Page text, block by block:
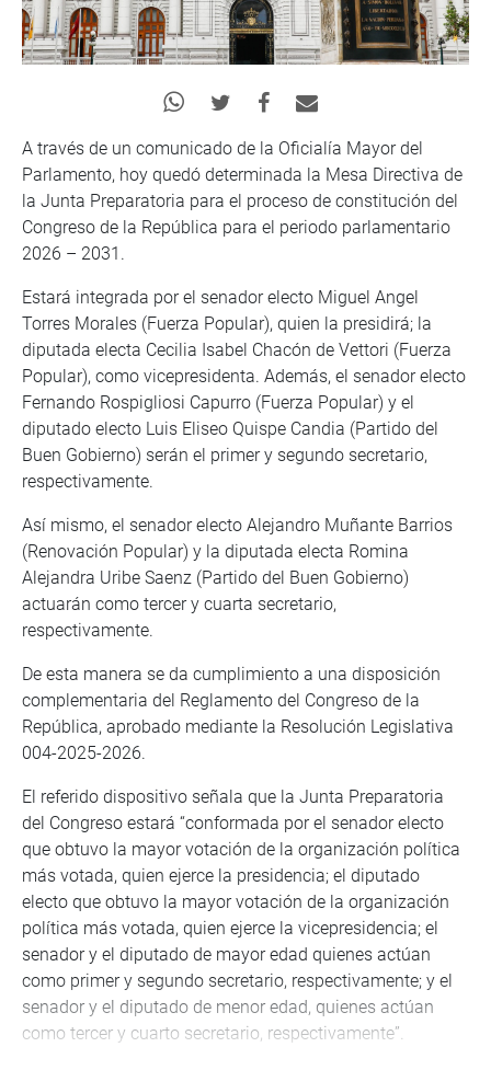
A través de un comunicado de la Oficialía Mayor del
Parlamento, hoy quedó determinada la Mesa Directiva de
la Junta Preparatoria para el proceso de constitución del
Congreso de la República para el periodo parlamentario
2026 – 2031.
Estará integrada por el senador electo Miguel Angel
Torres Morales (Fuerza Popular), quien la presidirá; la
diputada electa Cecilia Isabel Chacón de Vettori (Fuerza
Popular), como vicepresidenta. Además, el senador electo
Fernando Rospigliosi Capurro (Fuerza Popular) y el
diputado electo Luis Eliseo Quispe Candia (Partido del
Buen Gobierno) serán el primer y segundo secretario,
respectivamente.
Así mismo, el senador electo Alejandro Muñante Barrios
(Renovación Popular) y la diputada electa Romina
Alejandra Uribe Saenz (Partido del Buen Gobierno)
actuarán como tercer y cuarta secretario,
respectivamente.
De esta manera se da cumplimiento a una disposición
complementaria del Reglamento del Congreso de la
República, aprobado mediante la Resolución Legislativa
004-2025-2026.
El referido dispositivo señala que la Junta Preparatoria
del Congreso estará “conformada por el senador electo
que obtuvo la mayor votación de la organización política
más votada, quien ejerce la presidencia; el diputado
electo que obtuvo la mayor votación de la organización
política más votada, quien ejerce la vicepresidencia; el
senador y el diputado de mayor edad quienes actúan
como primer y segundo secretario, respectivamente; y el
senador y el diputado de menor edad, quienes actúan
como tercer y cuarto secretario, respectivamente”.